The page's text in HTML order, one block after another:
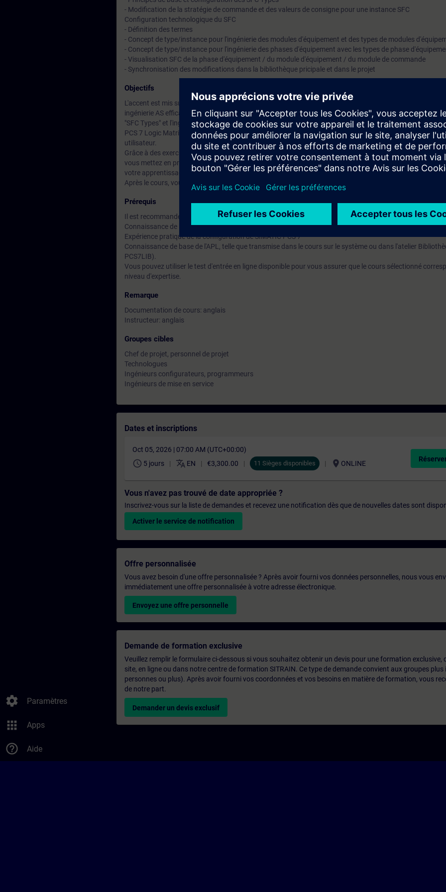
settings Paramètres
apps Apps
help_outline Aide
- Modification de la stratégie de commande et des valeurs de consigne pour une instance SFC
Configuration technologique du SFC
- Définition des termes
- Concept de type/instance pour l'ingénierie des modules d'équipement et des types de modules
- Concept de type/instance pour l'ingénierie des phases d'équipement avec les types de phase
- Visualisation SFC de la phase d'équipement / du module d'équipement / du module de commande
- Synchronisation des modifications dans la bibliothèque pricipale et dans le projet
Objectifs
L'accent est mis sur l'application des différents concepts de type/instance dans SIMATIC PCS 7, qui
ingénierie AS efficace, y compris le travail avec les "Process Tag Types" et les "Control Module Types",
"SFC Types" et l'ingénierie technologique avec les "Equipment Modules" et les "Equipment Phases". A l'aide
PCS 7 Logic Matrix, vous créez rapidement et facilement des fonctions de verrouillage complexes dans
utilisateur.
Grâce à des exercices pratiques sur des appareils de formation, qui sont traités de la même manière que
vous mettez en pratique les connaissances théoriques que vous venez d'acquérir. Cela vous permettra de
votre apprentissage.
Après le cours, vous serez en mesure de configurer de manière optimale et efficace l'automatisation des
Prérequis
Il est recommandé d'avoir suivi le cours ST-PCS7SYS.
Connaissance de base de l'ingénierie du contrôle des processus
Expérience pratique de la configuration de SIMATIC PCS 7
Connaissance de base de l'APL, telle que transmise dans le cours sur le système ou dans l'atelier
PCS7LIB).
Vous pouvez utiliser le test d'entrée en ligne disponible pour vous assurer que le cours sélectionné
niveau d'expertise.
Remarque
Documentation de cours: anglais
Instructeur: anglais
Groupes cibles
Chef de projet, personnel de projet
Technologues
Ingénieurs configurateurs, programmeurs
Ingénieurs de mise en service
Dates et inscriptions
Oct 05, 2026 | 07:00 AM (UTC+00:00)
schedule 5 jours translate EN €3,300.00 11 Sièges disponibles location_on ONLINE
Vous n'avez pas trouvé de date appropriée ?
Inscrivez-vous sur la liste de demandes et recevez une notification dès que de nouvelles dates sont
Activer le service de notification
Offre personnalisée
Vous avez besoin d'une offre personnalisée ? Après avoir fourni vos données personnelles, nous vous
immédiatement une offre personnalisée à votre adresse électronique.
Envoyez une offre personnelle
Demande de formation exclusive
Veuillez remplir le formulaire ci-dessous si vous souhaitez obtenir un devis pour une formation exclusive,
site, en ligne ou dans notre centre de formation SITRAIN. Ce type de demande convient aux groupes
personnes ou plus). Après avoir fourni vos coordonnées et vos besoins en matière de formation, vous
de notre part.
Demander un devis exclusif